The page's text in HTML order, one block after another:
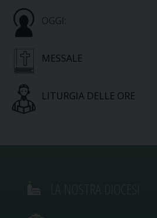
OGGI:
MESSALE
LITURGIA DELLE ORE